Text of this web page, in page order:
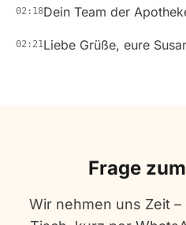
02:18Dein Team der
02:21Liebe Grüße, eure
Frage
Wir nehmen uns Zeit